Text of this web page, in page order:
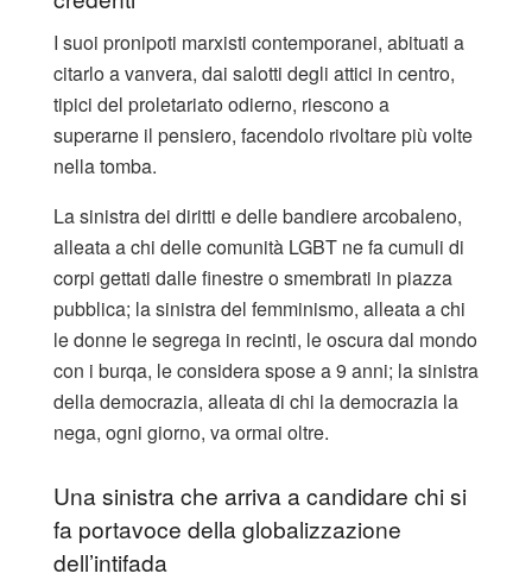
I suoi pronipoti marxisti contemporanei, abituati a
citarlo a vanvera, dai salotti degli attici in centro,
tipici del proletariato odierno, riescono a
superarne il pensiero, facendolo rivoltare più volte
nella tomba.
La sinistra dei diritti e delle bandiere arcobaleno,
alleata a chi delle comunità LGBT ne fa cumuli di
corpi gettati dalle finestre o smembrati in piazza
pubblica; la sinistra del femminismo, alleata a chi
le donne le segrega in recinti, le oscura dal mondo
con i burqa, le considera spose a 9 anni; la sinistra
della democrazia, alleata di chi la democrazia la
nega, ogni giorno, va ormai oltre.
Una sinistra che arriva a candidare chi si
fa portavoce della globalizzazione
dell’intifada